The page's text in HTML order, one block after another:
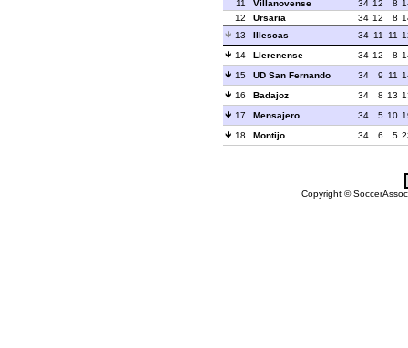
11
Villanovense 34 12 8
12
Ursaria 34 12 8
13
Illescas 34 11 11
14
Llerenense 34 12 8
15
UD San Fernando 34 9 11
16
Badajoz 34 8 13
17
Mensajero 34 5 10
18
Montijo 34 6 5
Copyright ©